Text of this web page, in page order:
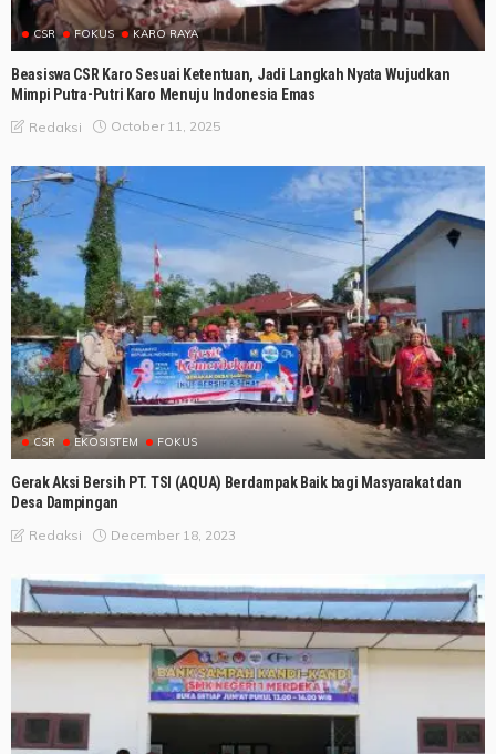
CSR FOKUS KARO RAYA
Beasiswa CSR Karo Sesuai Ketentuan, Jadi Langkah Nyata Wujudkan
Mimpi Putra-Putri Karo Menuju Indonesia Emas
Redaksi October 11, 2025
CSR EKOSISTEM FOKUS
Gerak Aksi Bersih PT. TSI (AQUA) Berdampak Baik bagi Masyarakat dan
Desa Dampingan
Redaksi December 18, 2023